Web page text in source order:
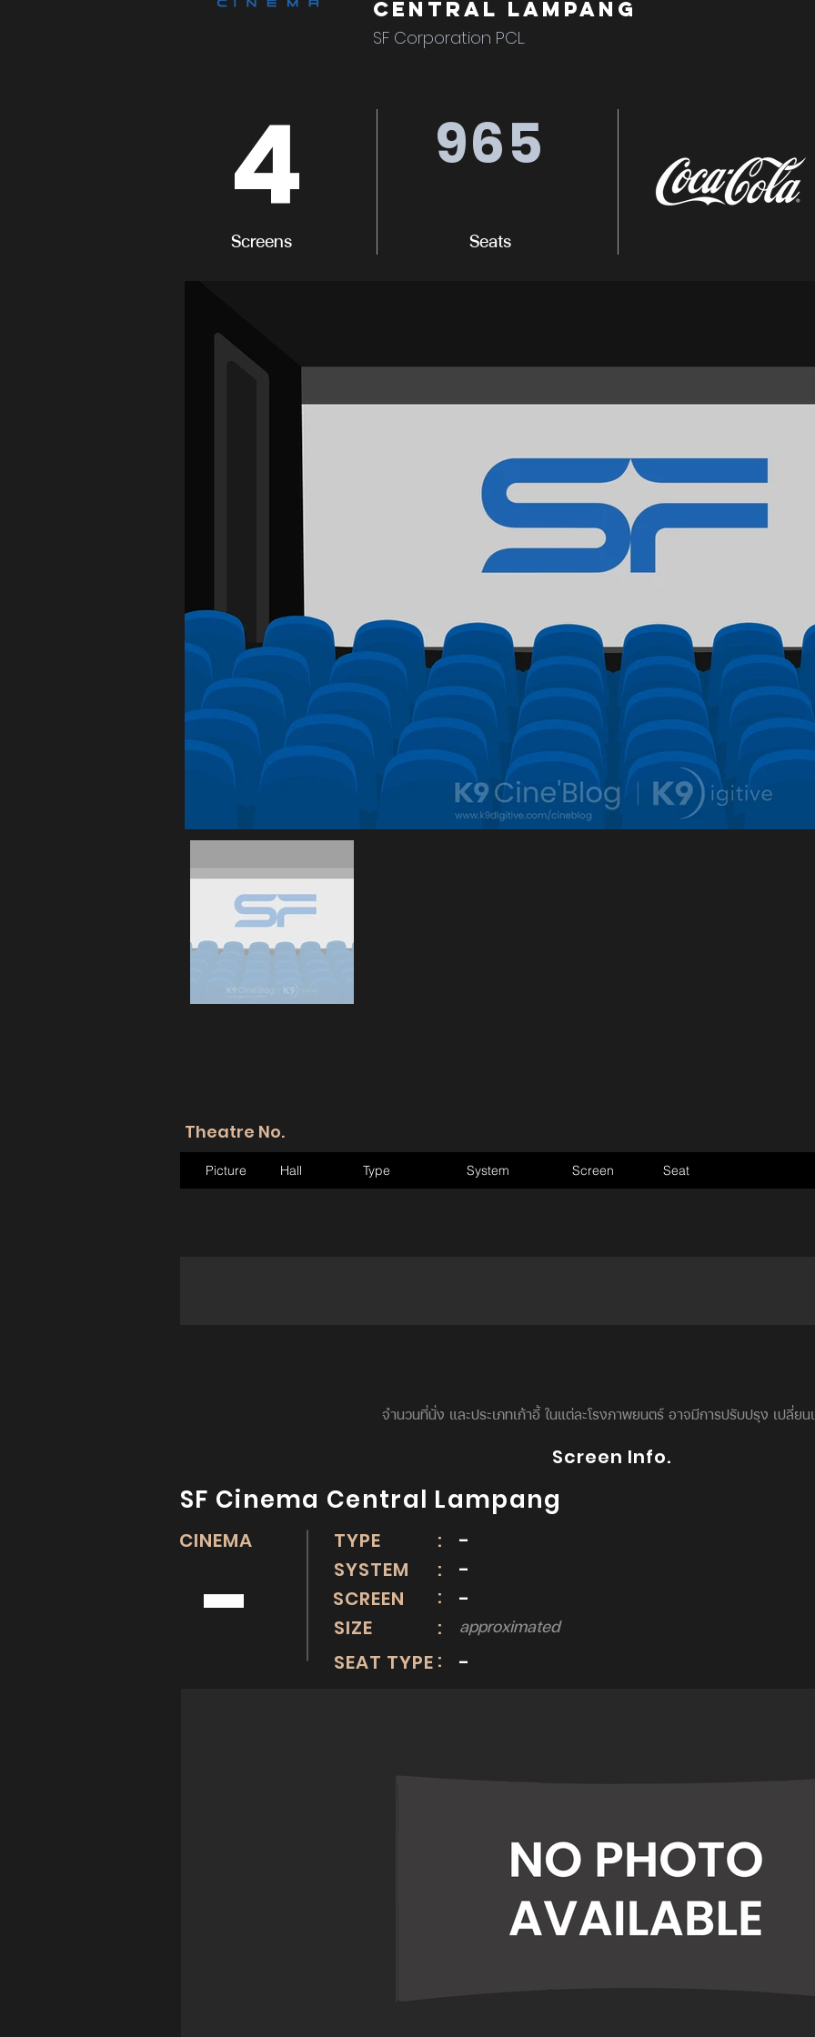
Central Lampang
SF Corporation PCL.
4
Screens
965
Seats
Theatre No.
Picture Hall Type System Screen Seat
จำนวนที่นั่ง และประเภทเก้าอี้ ในแต่ละโรงภาพยนตร์ อาจมีการปรับปรุง เปลี่ย
Screen Info.
SF Cinema Central Lampang
TYPE
SYSTEM
SCREEN
SEAT TYPE
-
CINEMA
:
:
:
:
SIZE :
-
-
-
approximated
-